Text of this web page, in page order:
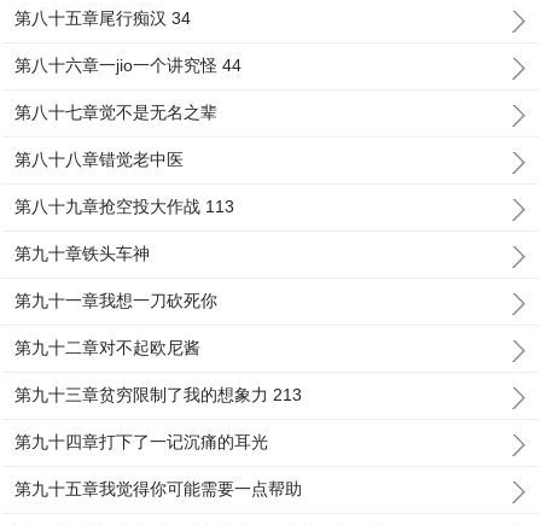
第八十五章尾行痴汉 34
第八十六章一jio一个讲究怪 44
第八十七章觉不是无名之辈
第八十八章错觉老中医
第八十九章抢空投大作战 113
第九十章铁头车神
第九十一章我想一刀砍死你
第九十二章对不起欧尼酱
第九十三章贫穷限制了我的想象力 213
第九十四章打下了一记沉痛的耳光
第九十五章我觉得你可能需要一点帮助